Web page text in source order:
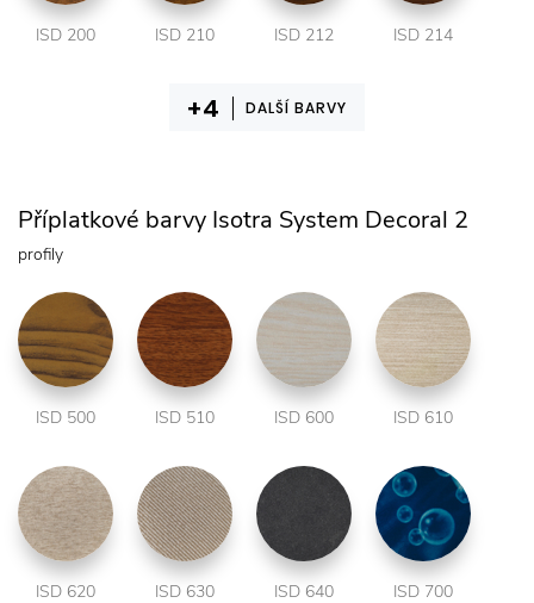
ISD 200 ISD 210 ISD 212 ISD 214
DALŠÍ BARVY
Příplatkové barvy Isotra System Decoral 2
profily
ISD 500 ISD 510 ISD 600 ISD 610
ISD 620 ISD 630 ISD 640 ISD 700